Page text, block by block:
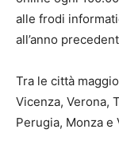
alle frodi
all’anno
Tra le città
Vicenza, Verona,
Perugia, Monza e